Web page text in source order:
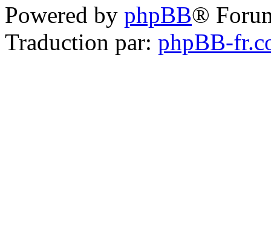
Powered by phpBB®
Traduction par: phpBB-